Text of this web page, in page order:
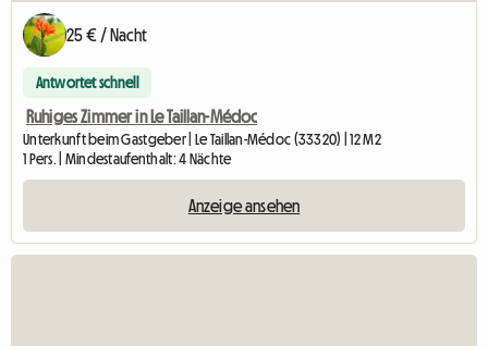
25 € / Nacht
Antwortet schnell
Ruhiges Zimmer in Le Taillan-Médoc
Unterkunft beim Gastgeber | Le Taillan-Médoc (33320) | 12 M2
1 Pers. | Mindestaufenthalt: 4 Nächte
Anzeige ansehen